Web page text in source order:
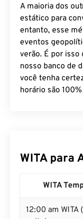
A maioria dos
estático para
entanto, esse
eventos
verão. É por
nosso banco de
você tenha
horário são
WITA para
WITA
12:00 am WITA